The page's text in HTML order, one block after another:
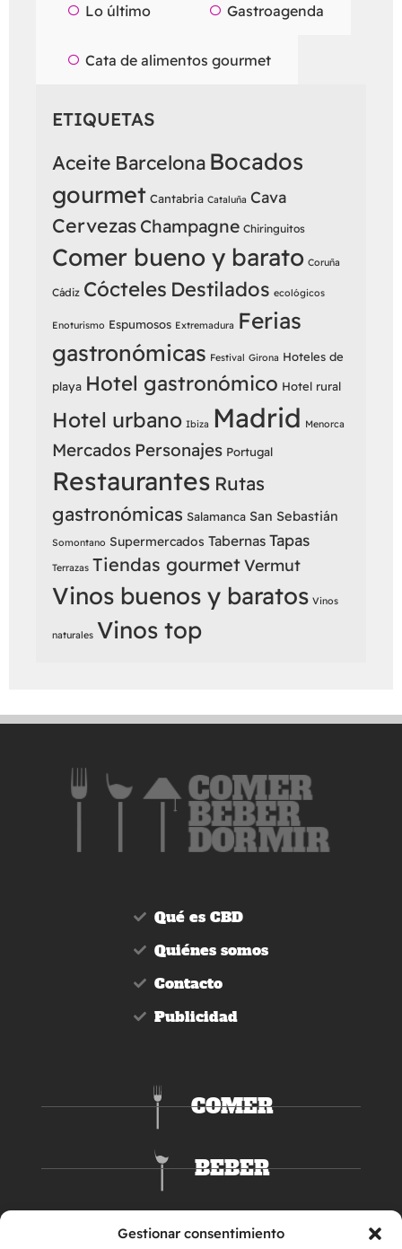
Gestionar consentimiento
Lo último Gastroagenda
Cata de alimentos gourmet
ETIQUETAS
Aceite Barcelona Bocados
gourmet Cantabria Cataluña Cava
Cervezas Champagne Chiringuitos
Comer bueno y barato Coruña
Cádiz Cócteles Destilados ecológicos
Enoturismo Espumosos Extremadura Ferias
gastronómicas Festival Girona Hoteles de
playa Hotel gastronómico Hotel rural
Hotel urbano Ibiza Madrid Menorca
Mercados Personajes Portugal
Restaurantes Rutas
gastronómicas Salamanca San Sebastián
Somontano Supermercados Tabernas Tapas
Terrazas Tiendas gourmetVermut
Vinos buenos y baratos Vinos
naturales Vinos top
Qué es CBD
Quiénes somos
Contacto
Publicidad
COMER
BEBER
DORMIR